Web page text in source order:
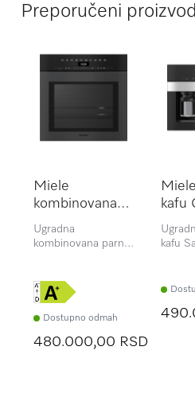
Preporučeni
Miele
kombinovana
parna rerna
DGC 7460
Ugradna
kombinovana parna
umrežavanje+HydroClean
Dostupno odmah
480.000,00 RSD
kafu
kafu